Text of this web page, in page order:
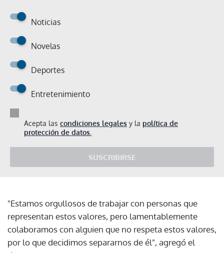
Noticias
Novelas
Deportes
Entretenimiento
Acepta las condiciones legales y la política de
protección de datos.
SUSCRIBIRSE
"Estamos orgullosos de trabajar con personas que
representan estos valores, pero lamentablemente
colaboramos con alguien que no respeta estos valores,
por lo que decidimos separarnos de él", agregó el